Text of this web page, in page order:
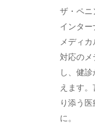
ザ・ペニ
インタ
メディ
対応のメ
し、健
えます
り添う
に。